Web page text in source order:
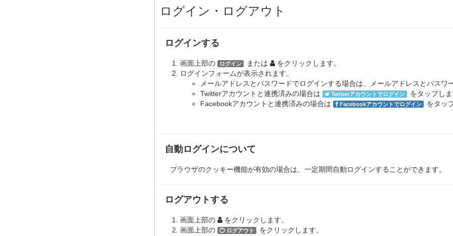
ログイン・ログアウト
ログインする
画面上部の ログイン または
をクリックします。
ログインフォームが表示されます。
メールアドレスとパスワードでログインする場合は、メールアドレスとパスワ
Twitterアカウントと連携済みの場合は
Twitterアカウントでログイン
をタップしま
Facebookアカウントと連携済みの場合は
Facebookアカウントでログイン をタッ
自動ログインについて
ブラウザのクッキー機能が有効の場合は、一定期間自動ログインすることができます。
ログアウトする
画面上部の
をクリックします。
画面上部の
ログアウト をクリックします。